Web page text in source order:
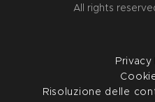
All rights
Risoluzione delle